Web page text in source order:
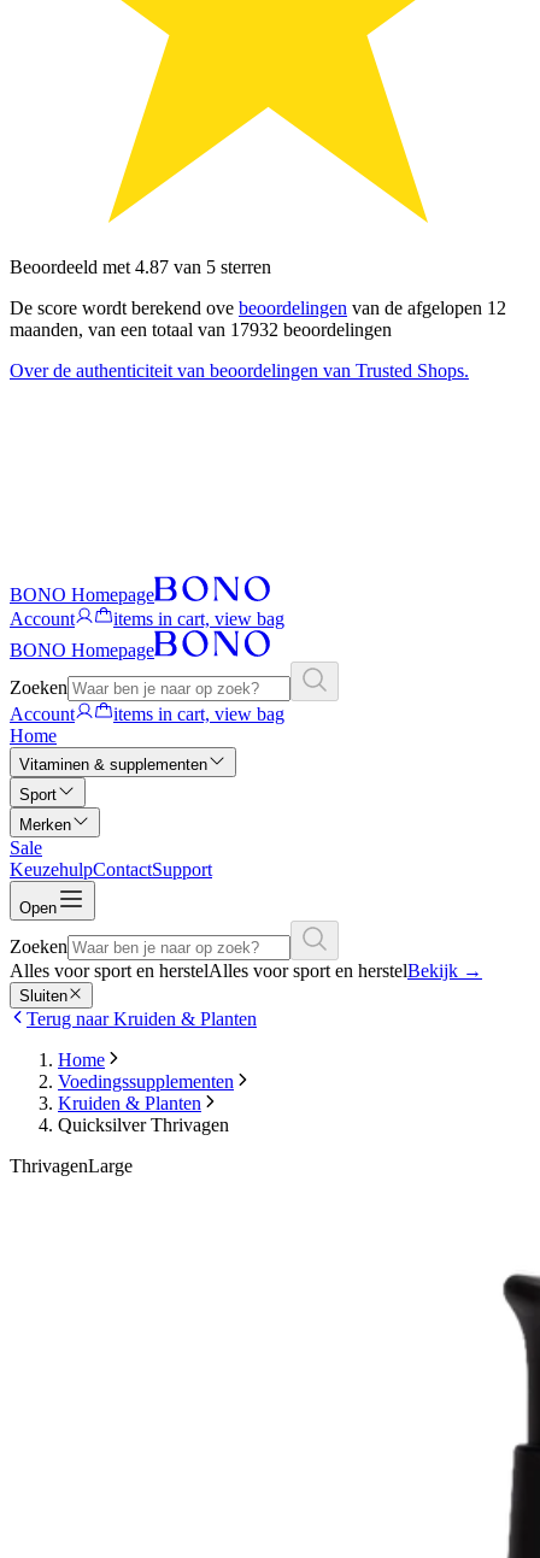
Beoordeeld met 4.87 van 5 sterren
De score wordt berekend ove beoordelingen van de afgelopen 12
maanden, van een totaal van 17932 beoordelingen
Over de authenticiteit van beoordelingen van Trusted Shops.
BONO Homepage
Account
items in cart, view bag
BONO Homepage
Zoeken
Account
items in cart, view bag
Home
Vitaminen & supplementen
Sport
Merken
Sale
KeuzehulpContactSupport
Open
Zoeken
Alles voor sport en herstelAlles voor sport en herstelBekijk →
Sluiten
Terug naar Kruiden & Planten
Home
Voedingssupplementen
Kruiden & Planten
Quicksilver Thrivagen
ThrivagenLarge